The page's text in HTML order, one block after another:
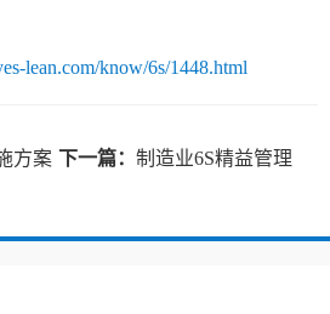
lean.com/know/6s/1448.html
方案 下一篇： 制造业6S精益管理